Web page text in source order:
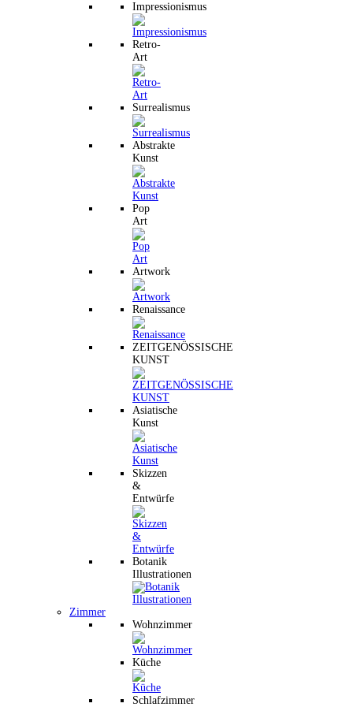
Impressionismus
Retro-
Art
Surrealismus
Abstrakte
Kunst
Pop
Art
Artwork
Renaissance
ZEITGENÖSSISCHE
KUNST
Asiatische
Kunst
Skizzen
&
Entwürfe
Botanik
Illustrationen
Zimmer
Wohnzimmer
Küche
Schlafzimmer